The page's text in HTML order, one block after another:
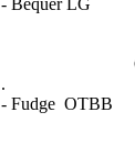
- Bequer LG :
BOG/
.
- Fudge OTBB
BIS2